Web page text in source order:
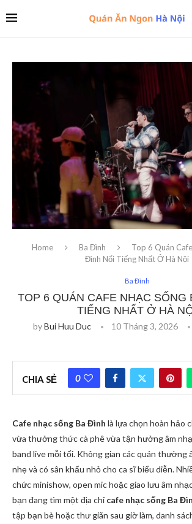
Home Ba Đình
Top 6 Quán
Đình Nổi Tiếng Nhất Ở Hà Nội
Ba Đình
TOP 6 QUÁN CAFE NHẠC SỐNG
TIẾNG NHẤT Ở HÀ
byBui Huu Duc 10 Tháng 3, 2026
CHIA SẺ 0
Cafe nhạc sống Ba Đình là lựa chọn hoàn hảo
vừa thưởng thức cà phê vừa tận hưởng âm
band live mỗi tối. Không gian các quán thường
nhẹ và có sân khấu nhỏ cho ca sĩ biểu diễn.
chức minishow, open mic hoặc giao lưu âm
bạn đang tìm một địa chỉ cafe nhạc sống Ba
tập bạn bè hoặc thư giãn sau giờ làm, danh